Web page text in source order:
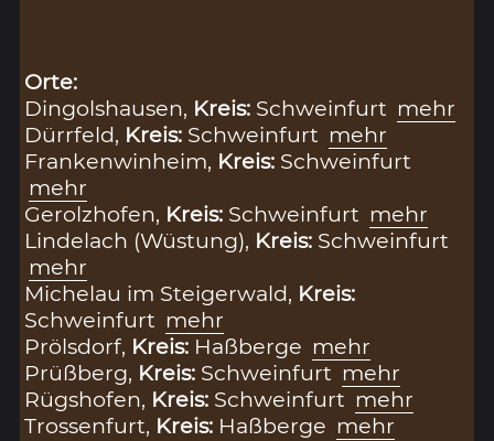
Orte:
Dingolshausen, Kreis: Schweinfurt mehr
Dürrfeld, Kreis: Schweinfurt mehr
Frankenwinheim, Kreis: Schweinfurt
mehr
Gerolzhofen, Kreis: Schweinfurt mehr
Lindelach (Wüstung), Kreis: Schweinfurt
mehr
Michelau im Steigerwald, Kreis:
Schweinfurt mehr
Prölsdorf, Kreis: Haßberge mehr
Prüßberg, Kreis: Schweinfurt mehr
Rügshofen, Kreis: Schweinfurt mehr
Trossenfurt, Kreis: Haßberge mehr